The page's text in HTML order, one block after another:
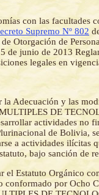
con las facultades
Supremo Nº 802
Otorgación de
de junio de 2013
legales en
la Adecuación y las
DE
actividades no
de Bolivia,
a actividades ilícitas
bajo sanción de
el Estatuto Orgánico
conformado por Ocho